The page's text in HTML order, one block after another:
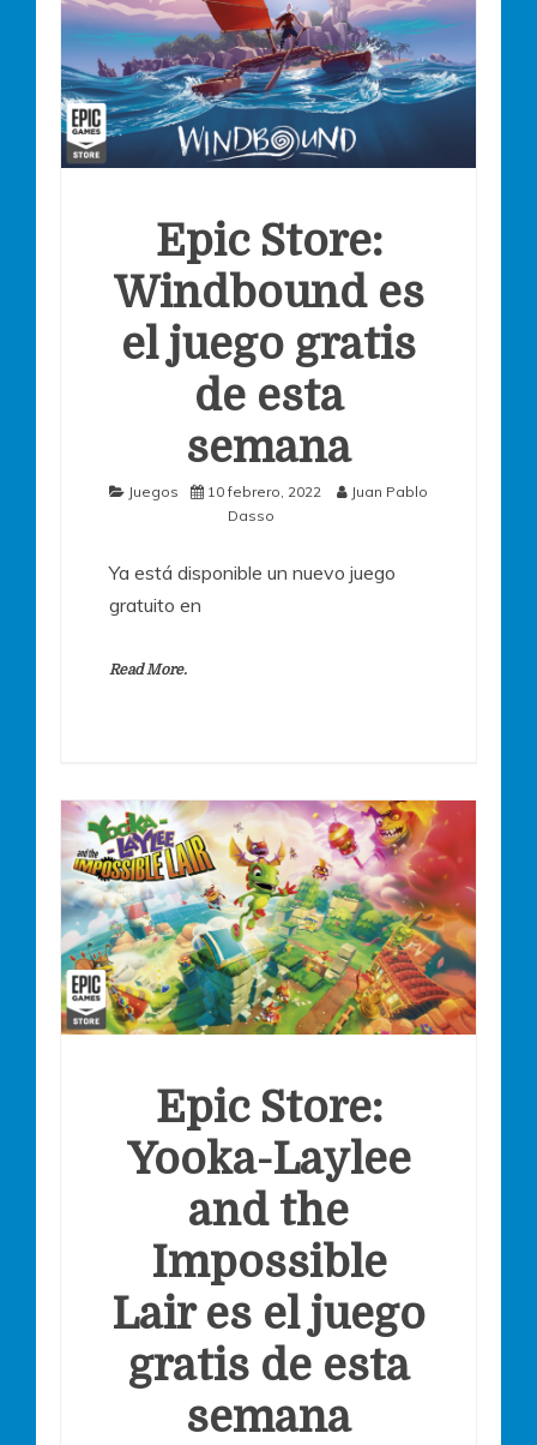
Epic Store:
Windbound es
el juego gratis
de esta
semana
Juegos 10 febrero, 2022
Juan Pablo
Dasso
Ya está disponible un nuevo juego
gratuito en
Read More.
Epic Store:
Yooka-Laylee
and the
Impossible
Lair es el juego
gratis de esta
semana